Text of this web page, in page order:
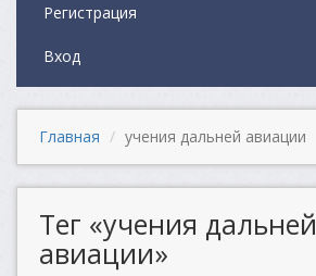
Регистрация
Вход
Главная учения дальней авиации
Тег «учения дальней
авиации»